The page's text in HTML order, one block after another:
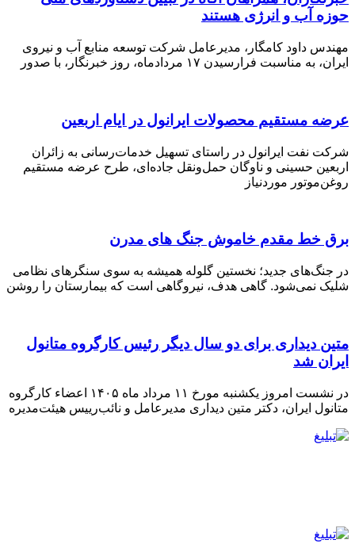
حوزه آب و انرژی هستند
مهندس داود کامگار، مدیرعامل شرکت توسعه منابع آب و نیروی
ایران، به مناسبت فرارسیدن ۱۷ مردادماه، روز خبرنگار، با صدور
عرضه مستقیم محصولات ایرانول در ایام اربعین
شرکت نفت ایرانول در راستای تسهیل خدمات‌رسانی به زائران
اربعین حسینی و ناوگان حمل‌ونقل جاده‌ای، طرح عرضه مستقیم
روغن‌موتور موردنیاز
برق خط مقدم خاموش جنگ های مدرن
در جنگ‌های جدید؛ نخستین گلوله همیشه به سوی سنگرهای نظامی
شلیک نمی‌شود. گاهی هدف، نیروگاهی است که بیمارستان را روشن
متین دیداری برای دو سال دیگر رئیس کارگروه متانول
ایران شد
در نشست امروز یکشنبه مورخ ۱۱ مرداد ماه ۱۴۰۵ اعضاء کارگروه
متانول ایران، دکتر متین دیداری مدیرعامل و‌ نائب‌رییس هیئت‌مدیره